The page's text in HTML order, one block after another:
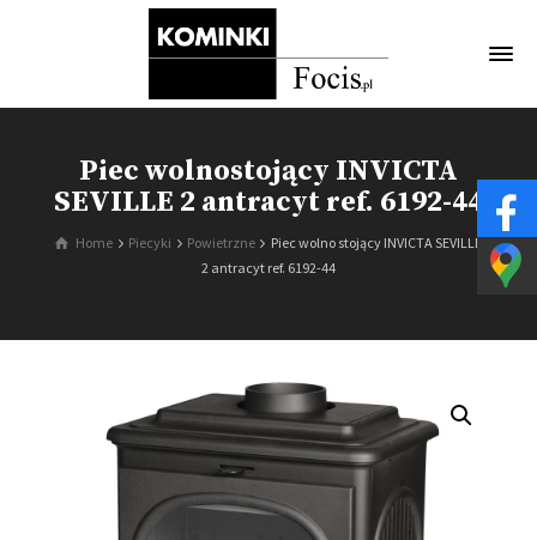
Piec wolnostojący INVICTA
SEVILLE 2 antracyt ref. 6192-44
Home Piecyki Powietrzne
Piec wolno stojący INVICTA SEVILLE
2 antracyt ref. 6192-44